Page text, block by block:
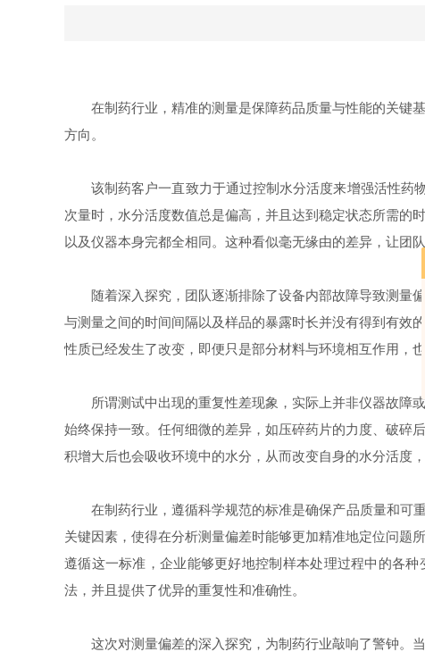
在制药行业，精准的测量是保障药品质量与性能的关键
方向。
该制药客户一直致力于通过控制水分活度来增强活性药
次量时，水分活度数值总是偏高，并且达到稳定状态所需的
以及仪器本身完都全相同。这种看似毫无缘由的差异，让团
随着深入探究，团队逐渐排除了设备内部故障导致测量
与测量之间的时间间隔以及样品的暴露时长并没有得到有效
性质已经发生了改变，即便只是部分材料与环境相互作用，
所谓测试中出现的重复性差现象，实际上并非仪器故障
始终保持一致。任何细微的差异，如压碎药片的力度、破碎
积增大后也会吸收环境中的水分，从而改变自身的水分活度
在制药行业，遵循科学规范的标准是确保产品质量和可
关键因素，使得在分析测量偏差时能够更加精准地定位问题
遵循这一标准，企业能够更好地控制样本处理过程中的各
法，并且提供了优异的重复性和准确性。
这次对测量偏差的深入探究，为制药行业敲响了警钟。